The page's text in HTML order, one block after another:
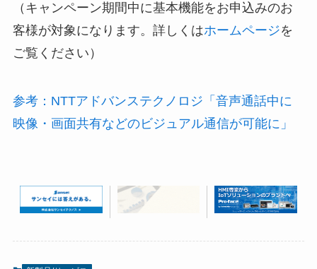
（キャンペーン期間中に基本機能をお申込みのお
客様が対象になります。詳しくはホームページを
ご覧ください）
参考：NTTアドバンステクノロジ「音声通話中に
映像・画面共有などのビジュアル通信が可能に」